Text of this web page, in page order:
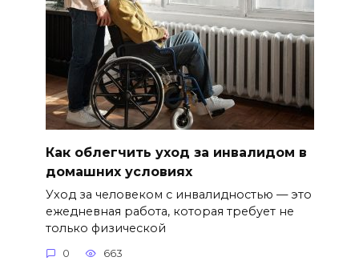
Как облегчить уход за инвалидом в
домашних условиях
Уход за человеком с инвалидностью — это
ежедневная работа, которая требует не
только физической
0 663